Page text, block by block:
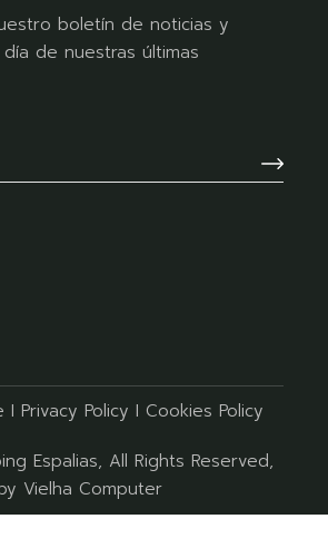
boletín de noticias y
de nuestras últimas
I Privacy Policy I Cookies Policy
Espalias, All Rights Reserved,
Vielha Computer